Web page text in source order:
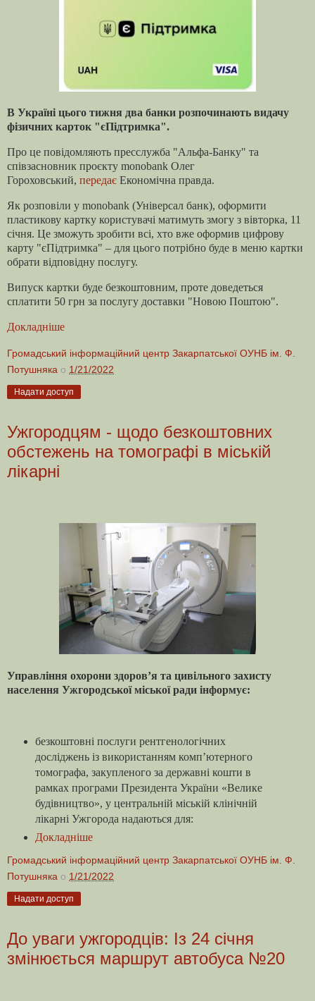
В Україні цього тижня два банки розпочинають видачу
фізичних карток "єПідтримка".
Про це повідомляють пресслужба "Альфа-Банку" та
співзасновник проєкту monobank Олег
Гороховський, передає Економічна правда.
Як розповіли у monobank (Універсал банк), оформити
пластикову картку користувачі матимуть змогу з вівторка, 11
січня. Це зможуть зробити всі, хто вже оформив цифрову
карту "єПідтримка" – для цього потрібно буде в меню картки
обрати відповідну послугу.
Випуск картки буде безкоштовним, проте доведеться
сплатити 50 грн за послугу доставки "Новою Поштою".
Докладніше
Громадський інформаційний центр Закарпатської ОУНБ ім. Ф.
Потушняка о 1/21/2022
Надати доступ
Ужгородцям - щодо безкоштовних
обстежень на томографі в міській
лікарні
Управління охорони здоров’я та цивільного захисту
населення Ужгородської міської ради інформує:
безкоштовні послуги рентгенологічних
досліджень із використанням комп’ютерного
томографа, закупленого за державні кошти в
рамках програми Президента України «Велике
будівництво», у центральній міській клінічній
лікарні Ужгорода надаються для:
Докладніше
Громадський інформаційний центр Закарпатської ОУНБ ім. Ф.
Потушняка о 1/21/2022
Надати доступ
До уваги ужгородців: Із 24 січня
змінюється маршрут автобуса №20